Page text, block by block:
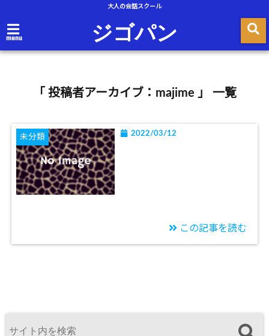
大人の会話スクール
menu ジゴパン
「 投稿者アーカイブ：majime 」 一覧
未分類 2022/03/12
この記事を読む